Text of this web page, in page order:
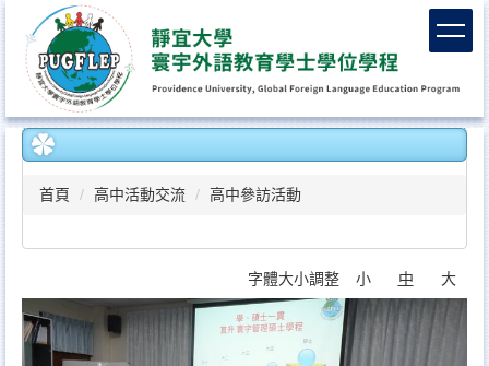
容
區
首頁 高中活動交流 高中參訪活動
字體大小調整 小 中 大